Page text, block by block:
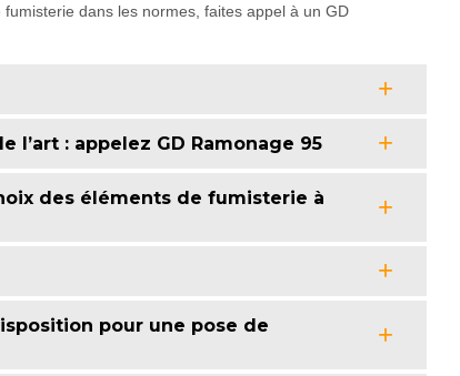
dans les normes, faites appel à un GD
: appelez GD Ramonage 95
des éléments de fumisterie à
pour une pose de